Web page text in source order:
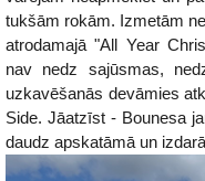
tukšām rokām. Izmetām
atrodamajā "All Year
nav nedz sajūsmas,
uzkavēšanās devāmies
Side. Jāatzīst - Bounesa
daudz apskatāmā un